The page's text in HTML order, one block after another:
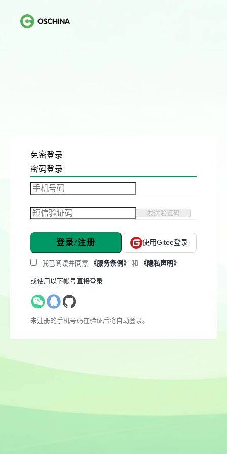
免密登录
密码登录
发送验证码
登录/注册 使用Gitee登录
我已阅读并同意 《服务条例》 和 《隐私声明》
或使用以下帐号直接登录:
未注册的手机号码在验证后将自动登录。